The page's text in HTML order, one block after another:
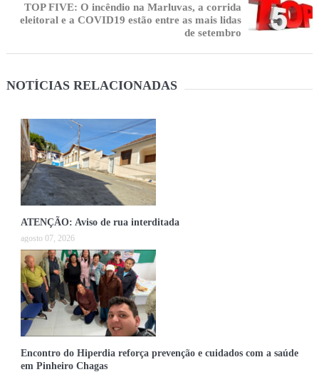
TOP FIVE: O incêndio na Marluvas, a corrida
eleitoral e a COVID19 estão entre as mais lidas
de setembro
NOTÍCIAS RELACIONADAS
ATENÇÃO: Aviso de rua interditada
agosto 07, 2026
Encontro do Hiperdia reforça prevenção e cuidados com a saúde
em Pinheiro Chagas